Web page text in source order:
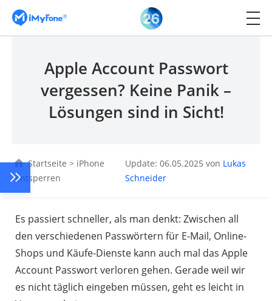
Apple Account Passwort
vergessen? Keine Panik –
Lösungen sind in Sicht!
Startseite > iPhone
entsperren
Update: 06.05.2025 von Lukas
Schneider
Es passiert schneller, als man denkt: Zwischen all
den verschiedenen Passwörtern für E-Mail, Online-
Shops und Käufe-Dienste kann auch mal das Apple
Account Passwort verloren gehen. Gerade weil wir
es nicht täglich eingeben müssen, geht es leicht in